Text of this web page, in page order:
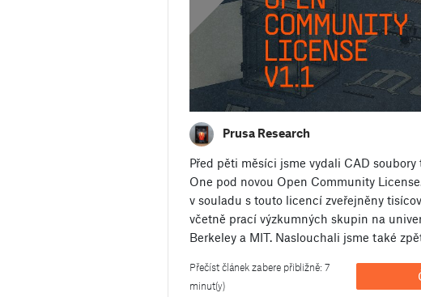
Prusa Research
Před pěti měsíci jsme vydali CAD soubory
One pod novou Open Community
v souladu s touto licencí zveřejněny
včetně prací výzkumných skupin na
Berkeley a MIT. Naslouchali jsme také
Přečíst článek zabere přibližně: 7
minut(y)